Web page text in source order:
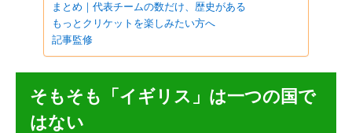
まとめ｜代表チームの数だけ、歴史がある
もっとクリケットを楽しみたい方へ
記事監修
そもそも「イギリス」は一つの国で
はない